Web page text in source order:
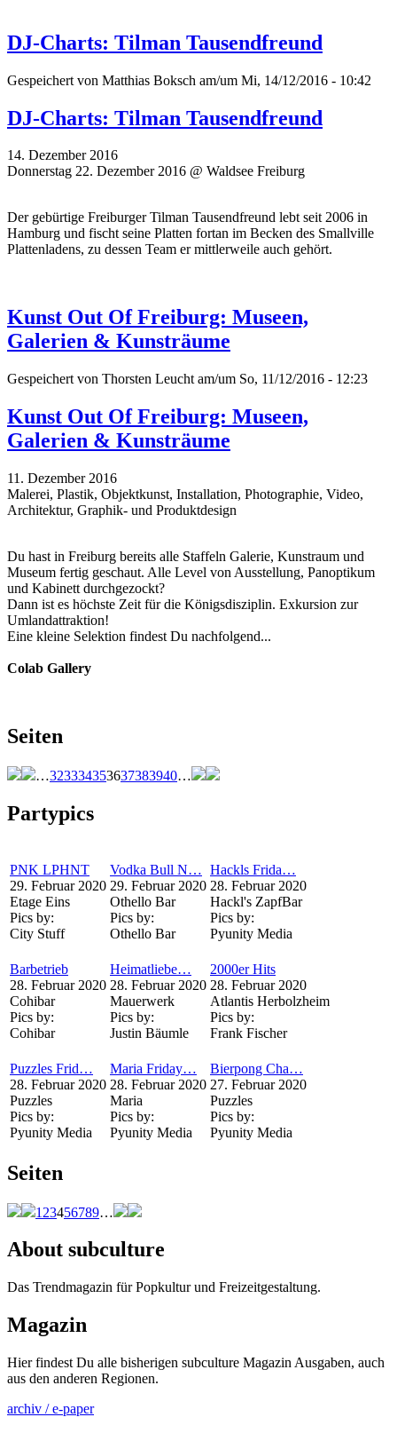
DJ-Charts: Tilman Tausendfreund
Gespeichert von Matthias Boksch am/um Mi, 14/12/2016 - 10:42
DJ-Charts: Tilman Tausendfreund
14. Dezember 2016
Donnerstag 22. Dezember 2016 @ Waldsee Freiburg
Der gebürtige Freiburger Tilman Tausendfreund lebt seit 2006 in
Hamburg und fischt seine Platten fortan im Becken des Smallville
Plattenladens, zu dessen Team er mittlerweile auch gehört.
Kunst Out Of Freiburg: Museen,
Galerien & Kunsträume
Gespeichert von Thorsten Leucht am/um So, 11/12/2016 - 12:23
Kunst Out Of Freiburg: Museen,
Galerien & Kunsträume
11. Dezember 2016
Malerei, Plastik, Objektkunst, Installation, Photographie, Video,
Architektur, Graphik- und Produktdesign
Du hast in Freiburg bereits alle Staffeln Galerie, Kunstraum und
Museum fertig geschaut. Alle Level von Ausstellung, Panoptikum
und Kabinett durchgezockt?
Dann ist es höchste Zeit für die Königsdisziplin. Exkursion zur
Umlandattraktion!
Eine kleine Selektion findest Du nachfolgend...
Colab Gallery
Seiten
…323334353637383940…
Partypics
PNK LPHNT
29. Februar 2020
Etage Eins
Pics by:
City Stuff
Vodka Bull N…
29. Februar 2020
Othello Bar
Pics by:
Othello Bar
Hackls Frida…
28. Februar 2020
Hackl's ZapfBar
Pics by:
Pyunity Media
Barbetrieb
28. Februar 2020
Cohibar
Pics by:
Cohibar
Heimatliebe…
28. Februar 2020
Mauerwerk
Pics by:
Justin Bäumle
2000er Hits
28. Februar 2020
Atlantis Herbolzheim
Pics by:
Frank Fischer
Puzzles Frid…
28. Februar 2020
Puzzles
Pics by:
Pyunity Media
Maria Friday…
28. Februar 2020
Maria
Pics by:
Pyunity Media
Bierpong Cha…
27. Februar 2020
Puzzles
Pics by:
Pyunity Media
Seiten
1 23456789…
About subculture
Das Trendmagazin für Popkultur und Freizeitgestaltung.
Magazin
Hier findest Du alle bisherigen subculture Magazin Ausgaben, auch
aus den anderen Regionen.
archiv / e-paper